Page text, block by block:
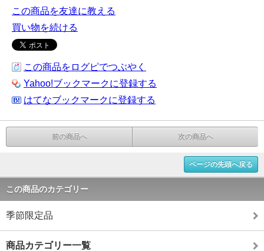
この商品を友達に教える
買い物を続ける
この商品をログピでつぶやく
Yahoo!ブックマークに登録する
はてなブックマークに登録する
前の商品へ 次の商品へ
ページの先頭へ戻る
この商品のカテゴリー
季節限定品
商品カテゴリー一覧